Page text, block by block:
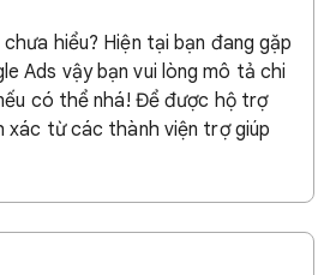
hiểu? Hiện tại bạn đang gặp
Ads vậy bạn vui lòng mô tả chi
có thể nhá! Để được hộ trợ
xác từ các thành viện trợ giúp